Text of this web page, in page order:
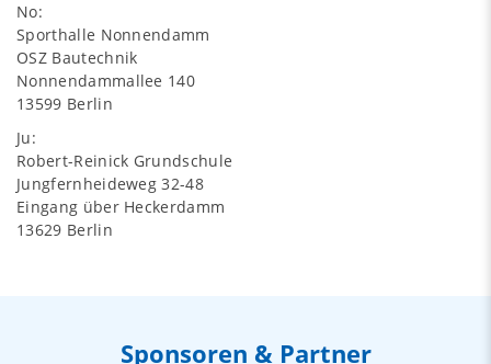
No:
Sporthalle Nonnendamm
OSZ Bautechnik
Nonnendammallee 140
13599 Berlin
Ju:
Robert-Reinick Grundschule
Jungfernheideweg 32-48
Eingang über Heckerdamm
13629 Berlin
Sponsoren & Partner